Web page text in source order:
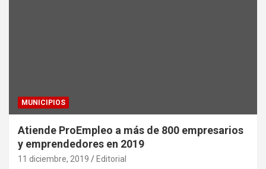
MUNICIPIOS
Atiende ProEmpleo a más de 800 empresarios
y emprendedores en 2019
11 diciembre, 2019 Editorial